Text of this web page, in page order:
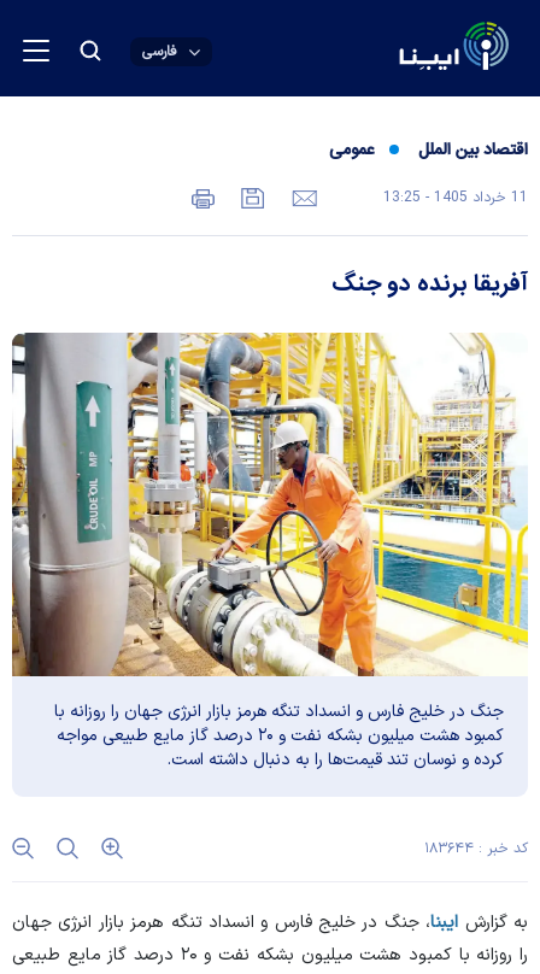
فارسی
اقتصاد بین الملل عمومی
11 خرداد 1405 - 13:25
آفریقا برنده دو جنگ
جنگ در خلیج فارس و انسداد تنگه هرمز بازار انرژی جهان را روزانه با
کمبود هشت میلیون بشکه نفت و ۲۰ درصد گاز مایع طبیعی مواجه
کرده و نوسان تند قیمت‌ها را به دنبال داشته است.
کد خبر : ۱۸۳۶۴۴
به گزارش ایبنا، جنگ در خلیج فارس و انسداد تنگه هرمز بازار انرژی جهان
را روزانه با کمبود هشت میلیون بشکه نفت و ۲۰ درصد گاز مایع طبیعی